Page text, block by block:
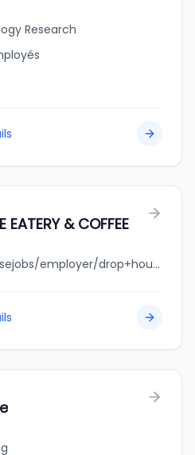
Research
EATERY & COFFEE
jobbank.gc.ca/browsejobs/employer/drop+house+eatery+%26+coffee/ca